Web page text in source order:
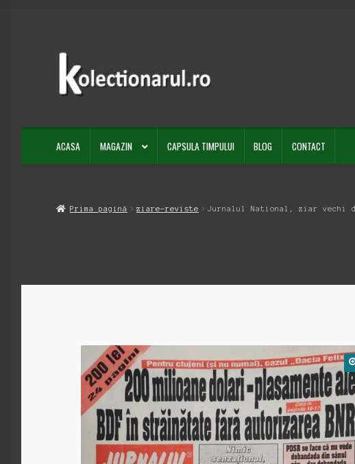
Sari
navigare
Sari
conținut
ACASA MAGAZIN CAPSULA TIMPULUI BLOG CONTACT
Prima pagină ziare-reviste Jurnalul National, ziar vechi